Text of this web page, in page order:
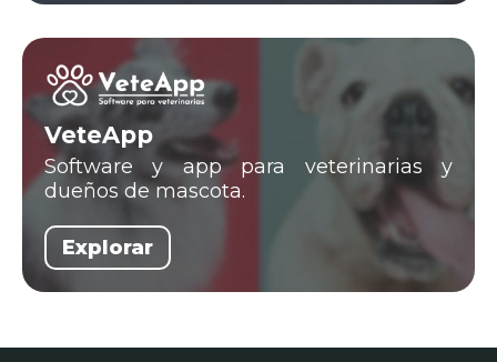
VeteApp
Software y app para veterinarias y
dueños de mascota.
Explorar